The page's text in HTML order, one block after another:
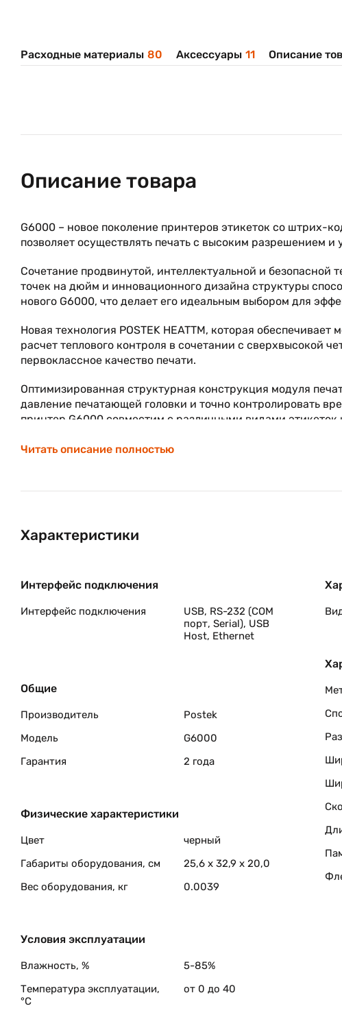
Расходные материалы 80 Аксессуары 11 Описание
Описание товара
G6000 – новое поколение принтеров этикеток со штрих-
позволяет осуществлять печать с высоким разрешением
Сочетание продвинутой, интеллектуальной и безопасной
точек на дюйм и инновационного дизайна структуры
нового G6000, что делает его идеальным выбором для
Новая технология POSTEK HEATTM, которая
расчет теплового контроля в сочетании с сверхвысокой
первоклассное качество печати.
Оптимизированная структурная конструкция модуля
давление печатающей головки и точно контролировать
принтер G6000 совместим с различными видами этикеток
Читать описание полностью
Характеристики
Интерфейс подключения
Интерфейс подключения
USB, RS-232 (COM
порт, Serial), USB
Host, Ethernet
Общие
Производитель
Postek
Модель
G6000
Гарантия
2 года
Физические характеристики
Цвет
черный
Габариты оборудования, см
25,6 x 32,9 x 20,0
Вес оборудования, кг
0.0039
Условия эксплуатации
Влажность, %
5-85%
Температура эксплуатации,
°C
от 0 до 40